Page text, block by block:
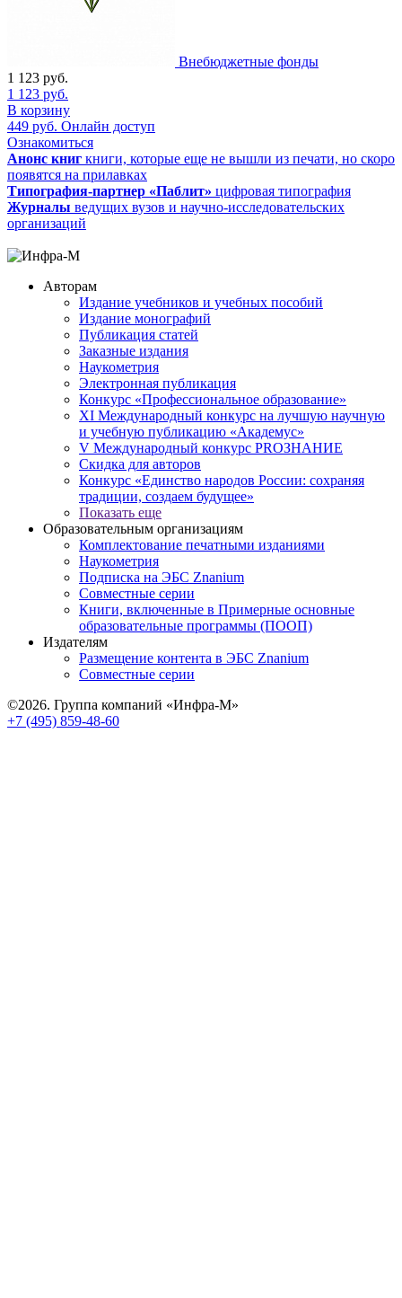
Внебюджетные фонды
1 123 руб.
1 123 руб.
В корзину
449 руб. Онлайн доступ
Ознакомиться
Анонс книг книги, которые еще не вышли из печати, но скоро
появятся на прилавках
Типография-партнер «Паблит» цифровая типография
Журналы ведущих вузов и научно-исследовательских
организаций
Авторам
Издание учебников и учебных пособий
Издание монографий
Публикация статей
Заказные издания
Наукометрия
Электронная публикация
Конкурс «Профессиональное образование»
XI Международный конкурс на лучшую научную
и учебную публикацию «Академус»
V Международный конкурс PROЗНАНИЕ
Скидка для авторов
Конкурс «Единство народов России: сохраняя
традиции, создаем будущее»
Показать еще
Образовательным организациям
Комплектование печатными изданиями
Наукометрия
Подписка на ЭБС Znanium
Совместные серии
Книги, включенные в Примерные основные
образовательные программы (ПООП)
Издателям
Размещение контента в ЭБС Znanium
Совместные серии
©2026. Группа компаний «Инфра-М»
+7 (495) 859-48-60